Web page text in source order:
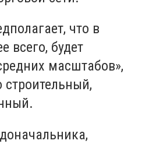
что в
всего, будет
масштабов»,